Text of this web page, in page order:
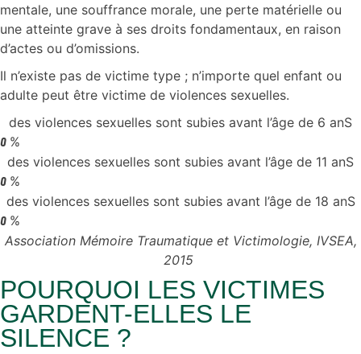
mentale, une souffrance morale, une perte matérielle ou
une atteinte grave à ses droits fondamentaux, en raison
d’actes ou d’omissions.
Il n’existe pas de victime type ; n’importe quel enfant ou
adulte peut être victime de violences sexuelles.
des violences sexuelles sont subies avant l’âge de 6 anS
0 %
des violences sexuelles sont subies avant l’âge de 11 anS
0 %
des violences sexuelles sont subies avant l’âge de 18 anS
0 %
Association Mémoire Traumatique et Victimologie, IVSEA,
2015
POURQUOI LES VICTIMES
GARDENT-ELLES LE
SILENCE ?